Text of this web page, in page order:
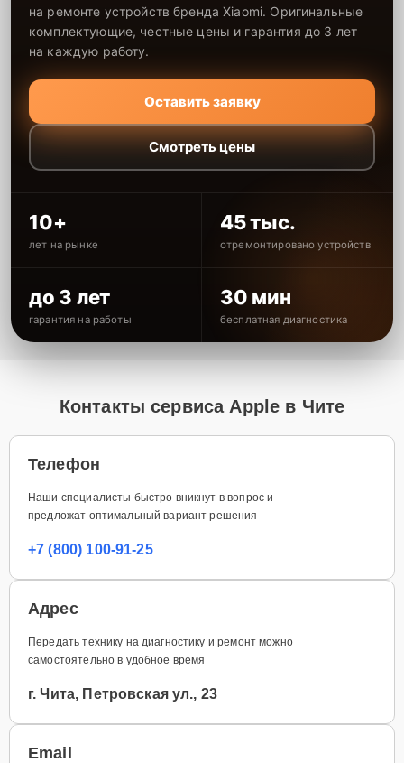
на ремонте устройств бренда Xiaomi. Оригинальные
комплектующие, честные цены и гарантия до 3 лет
на каждую работу.
Оставить заявку
Смотреть цены
10+
лет на рынке
45 тыс.
отремонтировано устройств
до 3 лет
гарантия на работы
30 мин
бесплатная диагностика
Контакты сервиса Apple в Чите
Телефон
Наши специалисты быстро вникнут в вопрос и
предложат оптимальный вариант решения
+7 (800) 100-91-25
Адрес
Передать технику на диагностику и ремонт можно
самостоятельно в удобное время
г. Чита, Петровская ул., 23
Email